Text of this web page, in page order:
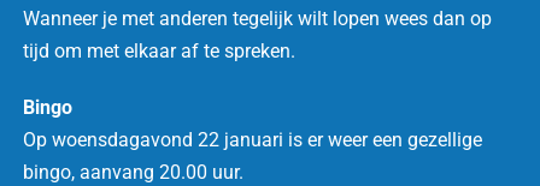
Wanneer je met anderen tegelijk wilt lopen wees dan op
tijd om met elkaar af te spreken.
Bingo
Op woensdagavond 22 januari is er weer een gezellige
bingo, aanvang 20.00 uur.